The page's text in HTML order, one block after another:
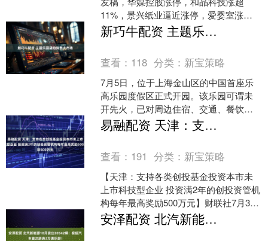
11%，景兴纸业逼近涨停，爱婴室涨
3%，孩子王、孚日股份等跟涨。 近日，
国家卫生健康委、国家....
新巧牛配资 主题乐园撬动消费大市场
查看： 118 分类： 新宝策略
7月5日，位于上海金山区的中国首座乐
高乐园度假区正式开园。该乐园可谓未
开先火，已对周边住宿、交通、餐饮等
产生显著带动效应。途家民宿平台最新
数据显示，今年7月份至....
易融配资 天津：支持各类创投基金投资本市未上市科技型企业 投资满2年的创投资管机构每年最高奖励500万元
查看： 191 分类： 新宝策略
【天津：支持各类创投基金投资本市未
上市科技型企业 投资满2年的创投资管机
构每年最高奖励500万元】财联社7月3日
电，《天津市科技金融助力新质生产力
发展行动方案（....
安泽配资 北汽新能源10月卖出30542辆：极狐汽车首次跻身2万俱乐部！